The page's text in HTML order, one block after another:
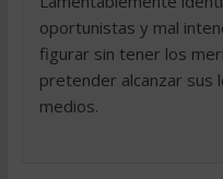
oportunistas y mal
figurar sin tener los
pretender alcanzar sus
medios.